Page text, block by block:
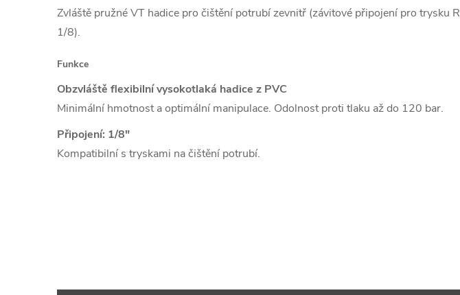
Zvláště pružné VT hadice pro čištění potrubí zevnitř (závitové připojení pro trysku R
1/8).
Funkce
Obzvláště flexibilní vysokotlaká hadice z PVC
Minimální hmotnost a optimální manipulace. Odolnost proti tlaku až do 120 bar.
Připojení: 1/8"
Kompatibilní s tryskami na čištění potrubí.